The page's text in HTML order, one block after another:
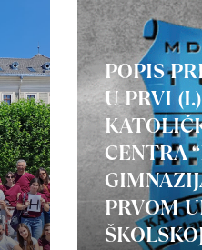
POPIS
U PRVI
CENTRA
PRVOM